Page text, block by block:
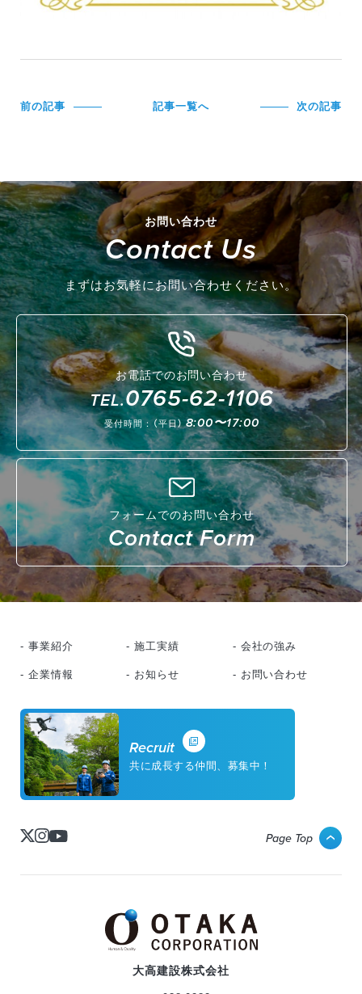
前の記事 記事一覧へ 次の記事
お問い合わせ
Contact Us
まずはお気軽にお問い合わせください。
お電話でのお問い合わせ
TEL.0765-62-1106
受付時間：（平日） 8:00〜17:00
フォームでのお問い合わせ
Contact Form
- 事業紹介 - 施工実績 - 会社の強み
- 企業情報 - お知らせ - お問い合わせ
Recruit
共に成長する仲間、募集中！
Page Top
大高建設株式会社